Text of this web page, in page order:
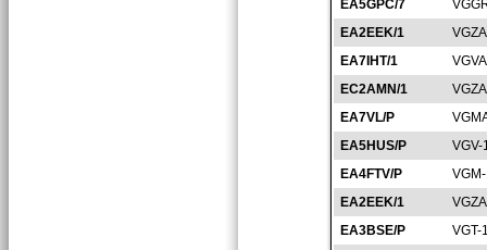
EA5GPC/7
EA2EEK/1
EA7IHT/1
EC2AMN/1
EA7VL/P
EA5HUS/P
VGV-
EA4FTV/P
EA2EEK/1
EA3BSE/P
VGT-